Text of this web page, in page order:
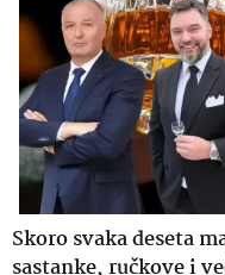
Skoro svaka deseta
sastanke, ručkove i